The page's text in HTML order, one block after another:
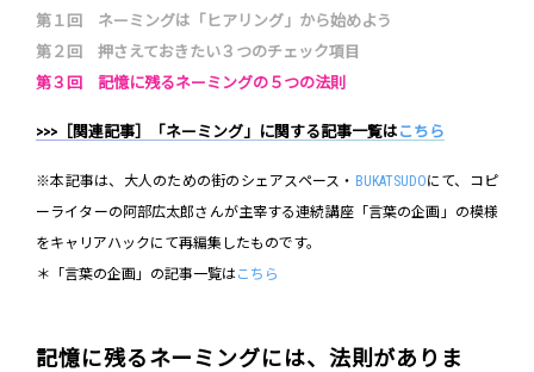
第１回 ネーミングは「ヒアリング」から始めよう
第２回 押さえておきたい３つのチェック項目
第３回 記憶に残るネーミングの５つの法則
>>>［関連記事］「ネーミング」に関する記事一覧は こちら
※本記事は、大人のための街のシェアスペース・ BUKATSUDOにて、コピ
ーライターの阿部広太郎さんが主宰する連続講座「言葉の企画」の模様
をキャリアハックにて再編集したものです。
＊「言葉の企画」の記事一覧はこちら
記憶に残るネーミングには、法則がありま